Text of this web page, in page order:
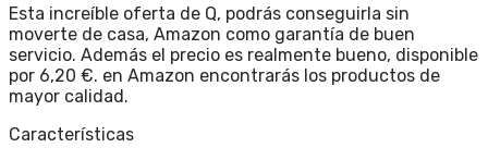
Esta increíble oferta de Q, podrás conseguirla sin
moverte de casa, Amazon como garantía de buen
servicio. Además el precio es realmente bueno, disponible
por 6,20 €. en Amazon encontrarás los productos de
mayor calidad.
Características